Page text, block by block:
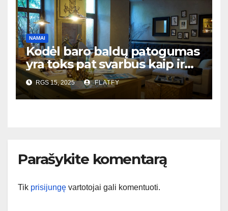
NAMAI
Kodėl baro baldų patogumas
yra toks pat svarbus kaip ir
dizainas?
RGS 15, 2025 FLATFY
Parašykite komentarą
Tik prisijungę vartotojai gali komentuoti.